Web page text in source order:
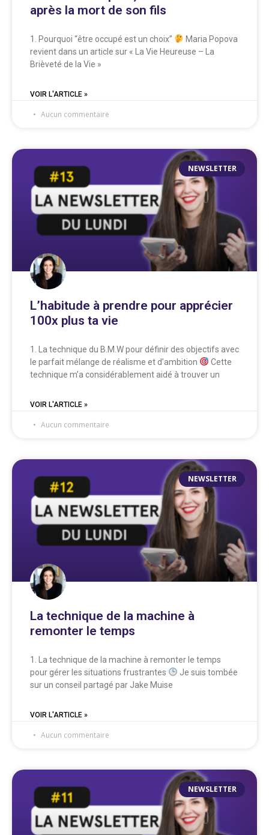
après la mort de son fils
1. Pourquoi “être occupé est un choix”
Maria Popova
revient dans un article sur « La Vie Heureuse – La
Brièveté de la Vie »
VOIR L'ARTICLE »
Aucun commentaire
NEWSLETTER
L’habitude à prendre pour apprécier
100x plus ta vie
1. La technique du B.M.W pour définir des objectifs avec
le parfait mélange de réalisme et d’ambition
Cette
technique m’a considérablement aidé à trouver un
VOIR L'ARTICLE »
Aucun commentaire
NEWSLETTER
La technique de la machine à
remonter le temps
1. La technique de la machine à remonter le temps
pour gérer les situations frustrantes
Je suis tombée
sur un conseil partagé par Jake Muise
VOIR L'ARTICLE »
Aucun commentaire
NEWSLETTER